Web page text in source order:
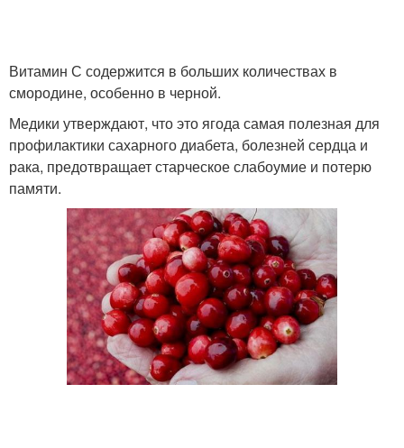
Витамин С содержится в больших количествах в
смородине, особенно в черной.
Медики утверждают, что это ягода самая полезная для
профилактики сахарного диабета, болезней сердца и
рака, предотвращает старческое слабоумие и потерю
памяти.